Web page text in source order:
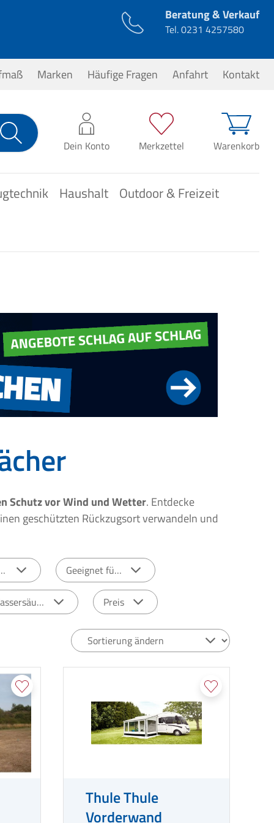
Beratung & Verkauf
Tel.0231 4257580
Marken Häufige Fragen Anfahrt Kontakt
Dein Konto Merkzettel Warenkorb
0,00 €*
Haushalt
Outdoor & Freizeit
Schutz vor Wind und Wetter. Entdecke
geschützten Rückzugsort verwandeln und
Geeignet für:
Preis
Thule Thule
Vorderwand